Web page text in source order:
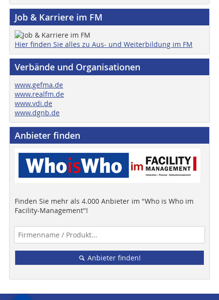
Job & Karriere im FM
Hier finden Sie alles zu Aus- und Weiterbildung im FM
Verbände und Organisationen
www.gefma.de
www.realfm.de
www.vdi.de
www.dgnb.de
Anbieter finden
Finden Sie mehr als 4.000 Anbieter im "Who is Who im
Facility-Management"!
Anbieter finden!